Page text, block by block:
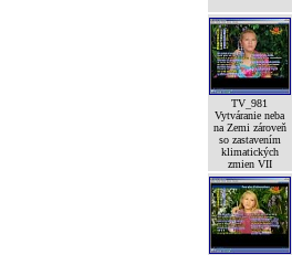
TV_981
Vytváranie neba
na Zemi zároveň
so zastavením
klimatických
zmien VII